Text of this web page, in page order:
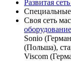
Развитая
Своя сеть
Sonio
(Польша),
Viscom